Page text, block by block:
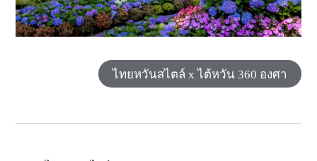
ไทยหวันสไตล์ x ไต้หวัน 360 องศา